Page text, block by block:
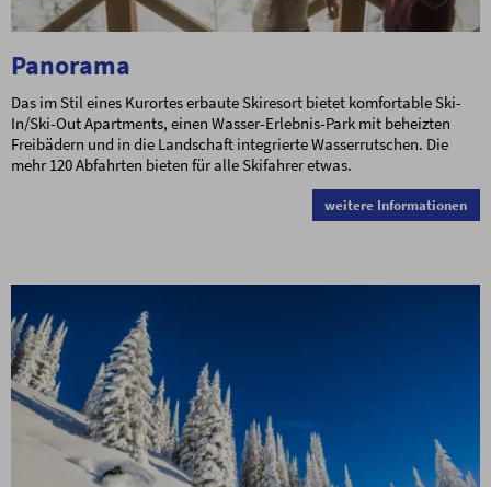
Panorama
Das im Stil eines Kurortes erbaute Skiresort bietet komfortable Ski-
In/Ski-Out Apartments, einen Wasser-Erlebnis-Park mit beheizten
Freibädern und in die Landschaft integrierte Wasserrutschen. Die
mehr 120 Abfahrten bieten für alle Skifahrer etwas.
weitere Informationen